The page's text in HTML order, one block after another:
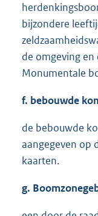
bijzondere
de omgeving
Monumentale
f. bebouwde
de bebouwde
aangegeven op
kaarten.
g.